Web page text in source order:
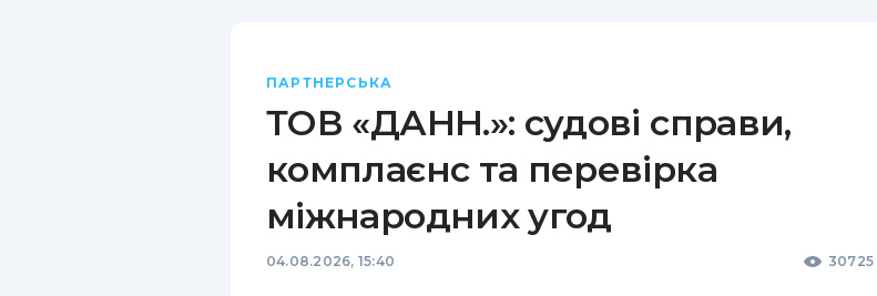
ПАРТНЕРСЬКА
ТОВ «ДАНН.»: судові справи,
комплаєнс та перевірка
міжнародних угод
04.08.2026, 15:40 30725